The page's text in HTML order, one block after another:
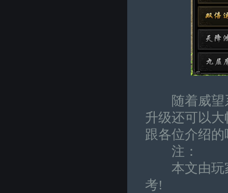
随着威望系
升级还可以
跟各位介绍
注：
本文由玩家
考!